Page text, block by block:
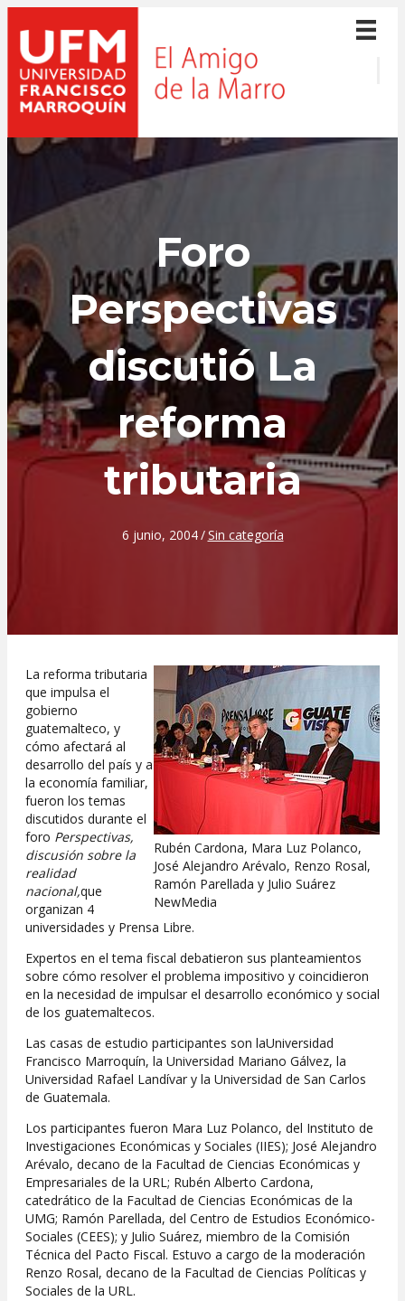
Foro
Perspectivas
discutió La
reforma
tributaria
6 junio, 2004/Sin categoría
Rubén Cardona, Mara Luz Polanco,
José Alejandro Arévalo, Renzo Rosal,
Ramón Parellada y Julio Suárez
NewMedia
La reforma tributaria
que impulsa el
gobierno
guatemalteco, y
cómo afectará al
desarrollo del país y a
la economía familiar,
fueron los temas
discutidos durante el
foro Perspectivas,
discusión sobre la
realidad
nacional,que
organizan 4
universidades y Prensa Libre.
Expertos en el tema fiscal debatieron sus planteamientos
sobre cómo resolver el problema impositivo y coincidieron
en la necesidad de impulsar el desarrollo económico y social
de los guatemaltecos.
Las casas de estudio participantes son laUniversidad
Francisco Marroquín, la Universidad Mariano Gálvez, la
Universidad Rafael Landívar y la Universidad de San Carlos
de Guatemala.
Los participantes fueron Mara Luz Polanco, del Instituto de
Investigaciones Económicas y Sociales (IIES); José Alejandro
Arévalo, decano de la Facultad de Ciencias Económicas y
Empresariales de la URL; Rubén Alberto Cardona,
catedrático de la Facultad de Ciencias Económicas de la
UMG; Ramón Parellada, del Centro de Estudios Económico-
Sociales (CEES); y Julio Suárez, miembro de la Comisión
Técnica del Pacto Fiscal. Estuvo a cargo de la moderación
Renzo Rosal, decano de la Facultad de Ciencias Políticas y
Sociales de la URL.